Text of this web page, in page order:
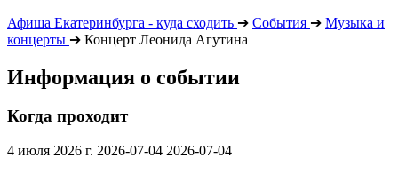
Афиша Екатеринбурга - куда сходить ➔ События ➔ Музыка и
концерты ➔ Концерт Леонида Агутина
Информация о событии
Когда проходит
4 июля 2026 г. 2026-07-04 2026-07-04